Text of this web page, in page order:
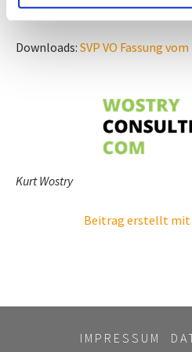
Downloads: SVP VO Fassung
Kurt Wostry
Beitrag erstellt mit
IMPRESSUM